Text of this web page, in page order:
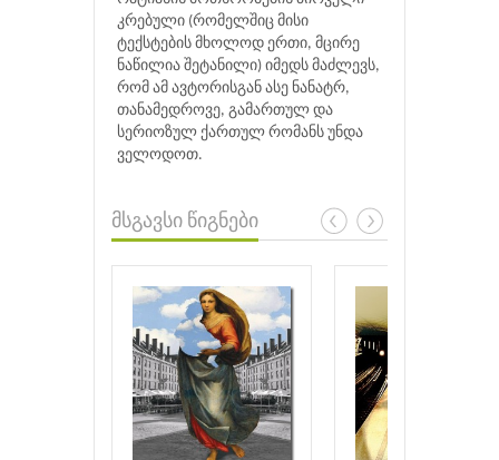
კრებული (რომელშიც მისი
ტექსტების მხოლოდ ერთი, მცირე
ნაწილია შეტანილი) იმედს მაძლევს,
რომ ამ ავტორისგან ასე ნანატრ,
თანამედროვე, გამართულ და
სერიოზულ ქართულ რომანს უნდა
ველოდოთ.
მსგავსი წიგნები